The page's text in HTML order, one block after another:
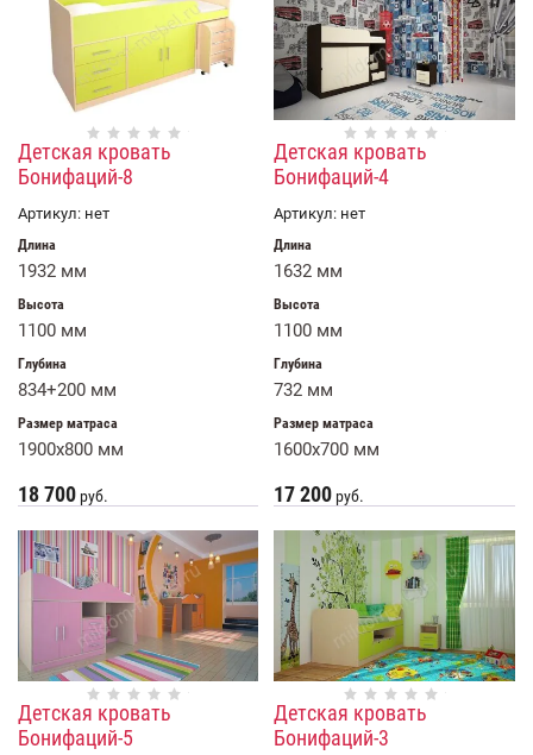
Детская кровать
Бонифаций-8
Артикул: нет
Длина
1932 мм
Высота
1100 мм
Глубина
834+200 мм
Размер матраса
1900x800 мм
18 700 руб.
Детская кровать
Бонифаций-4
Артикул: нет
Длина
1632 мм
Высота
1100 мм
Глубина
732 мм
Размер матраса
1600х700 мм
17 200 руб.
Детская кровать
Бонифаций-5
Детская кровать
Бонифаций-3